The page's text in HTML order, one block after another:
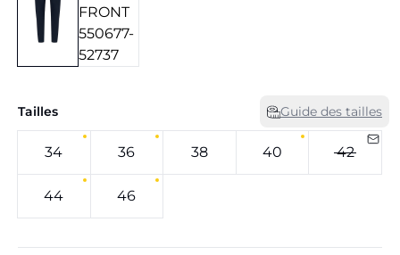
Tailles Guide des tailles
34 36 38 40 42
44 46